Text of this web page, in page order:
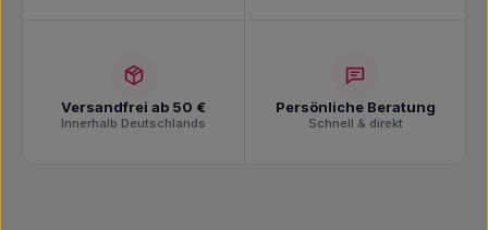
Versandfrei ab 50 €
Innerhalb Deutschlands
Persönliche Beratung
Schnell & direkt